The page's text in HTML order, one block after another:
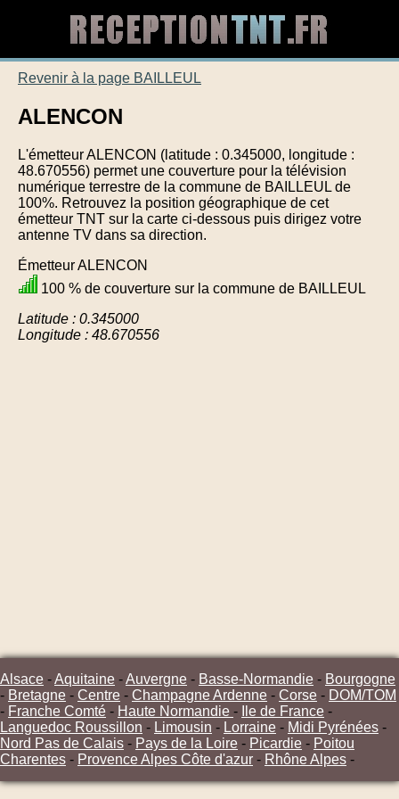
Revenir à la page BAILLEUL
ALENCON
L'émetteur ALENCON (latitude : 0.345000, longitude :
48.670556) permet une couverture pour la télévision
numérique terrestre de la commune de BAILLEUL de
100%. Retrouvez la position géographique de cet
émetteur TNT sur la carte ci-dessous puis dirigez votre
antenne TV dans sa direction.
Émetteur ALENCON
100 % de couverture sur la commune de BAILLEUL
Latitude : 0.345000
Longitude : 48.670556
Alsace -Aquitaine -Auvergne - Basse-Normandie - Bourgogne
- Bretagne - Centre - Champagne Ardenne - Corse - DOM/TOM
- Franche Comté - Haute Normandie - Ile de France -
Languedoc Roussillon - Limousin - Lorraine - Midi Pyrénées -
Nord Pas de Calais - Pays de la Loire - Picardie - Poitou
Charentes - Provence Alpes Côte d'azur - Rhône Alpes -